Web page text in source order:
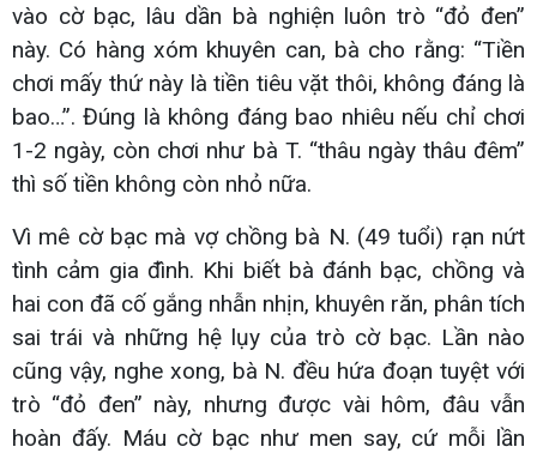
vào cờ bạc, lâu dần bà nghiện luôn trò “đỏ đen”
này. Có hàng xóm khuyên can, bà cho rằng: “Tiền
chơi mấy thứ này là tiền tiêu vặt thôi, không đáng là
bao…”. Đúng là không đáng bao nhiêu nếu chỉ chơi
1-2 ngày, còn chơi như bà T. “thâu ngày thâu đêm”
thì số tiền không còn nhỏ nữa.
Vì mê cờ bạc mà vợ chồng bà N. (49 tuổi) rạn nứt
tình cảm gia đình. Khi biết bà đánh bạc, chồng và
hai con đã cố gắng nhẫn nhịn, khuyên răn, phân tích
sai trái và những hệ lụy của trò cờ bạc. Lần nào
cũng vậy, nghe xong, bà N. đều hứa đoạn tuyệt với
trò “đỏ đen” này, nhưng được vài hôm, đâu vẫn
hoàn đấy. Máu cờ bạc như men say, cứ mỗi lần